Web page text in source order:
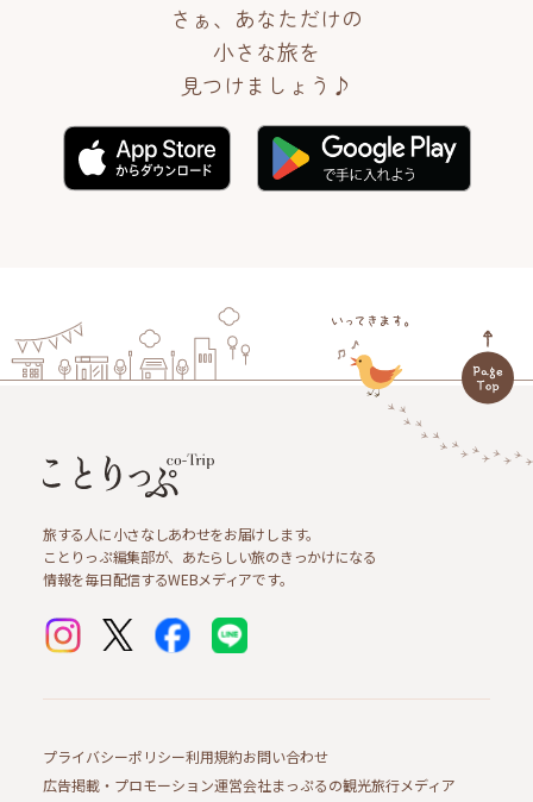
さぁ、あなただけの
小さな旅を
見つけましょう♪
旅する人に小さなしあわせをお届けします。
ことりっぷ編集部が、あたらしい旅のきっかけになる
情報を毎日配信するWEBメディアです。
プライバシーポリシー利用規約お問い合わせ
広告掲載・プロモーション運営会社まっぷるの観光旅行メディア